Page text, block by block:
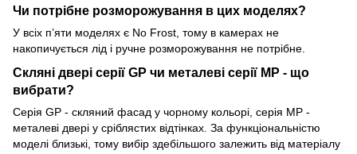
Чи потрібне розморожування в цих моделях?
У всіх п’яти моделях є No Frost, тому в камерах не
накопичується лід і ручне розморожування не потрібне.
Скляні двері серії GP чи металеві серії MP - що
вибрати?
Серія GP - скляний фасад у чорному кольорі, серія MP -
металеві двері у сріблястих відтінках. За функціональністю
моделі близькі, тому вибір здебільшого залежить від матеріалу